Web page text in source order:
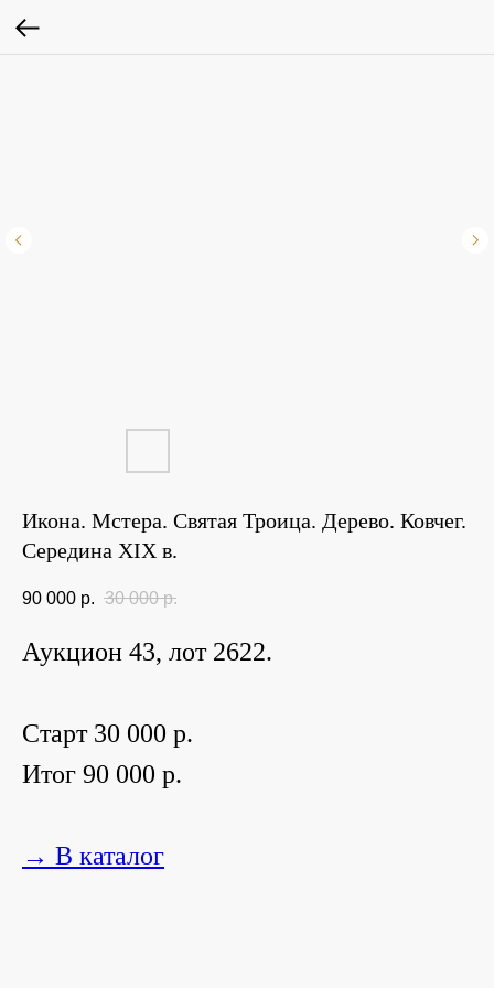
Икона. Мстера. Святая Троица. Дерево. Ковчег.
Середина XIX в.
90 000 р. 30 000 р.
Аукцион 43, лот 2622.
Старт 30 000 р.
Итог 90 000 р.
→ В каталог